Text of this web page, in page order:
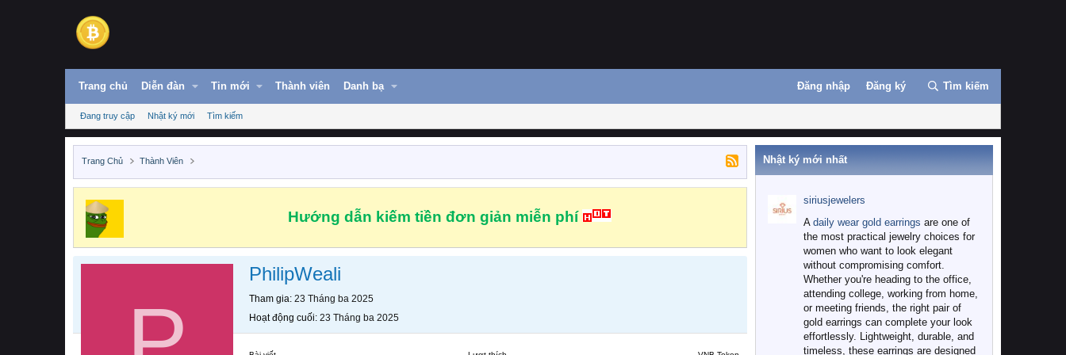
Trang chủ Diễn đàn Tin mới Thành viên Danh bạ Đăng nhập Đăng ký Tìm kiếm
Đang truy cập Nhật ký mới Tìm kiếm
Trang Chủ Thành Viên
Hướng dẫn kiếm tiền đơn giản miễn phí
PhilipWeali
Tham gia 23 Tháng ba 2025
Hoạt động cuối 23 Tháng ba 2025
Nhật ký mới nhất
siriusjewelers
A daily wear gold earrings are one of
the most practical jewelry choices for
women who want to look elegant
without compromising comfort.
Whether you're heading to the office,
attending college, working from home,
or meeting friends, the right pair of
gold earrings can complete your look
effortlessly. Lightweight, durable, and
timeless, these earrings are designed